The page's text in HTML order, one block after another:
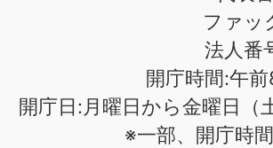
ファッ
法人番
開庁時間:午
開庁日:月曜日から金曜日（
※一部、開庁時